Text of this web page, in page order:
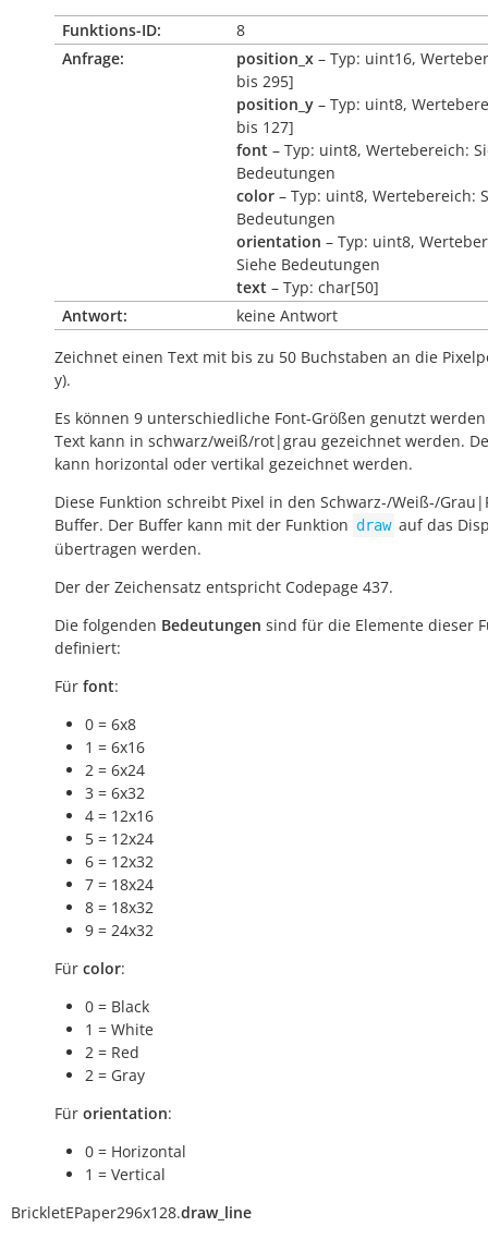
Funktions-ID:
8
Anfrage:
position_x – Typ: uint16,
bis 295]
position_y – Typ: uint8,
bis 127]
font – Typ: uint8, Wertebereich:
Bedeutungen
color – Typ: uint8, Wertebereich:
Bedeutungen
orientation – Typ: uint8,
Siehe Bedeutungen
text – Typ: char[50]
Antwort:
keine Antwort
Zeichnet einen Text mit bis zu 50 Buchstaben an die
y).
Es können 9 unterschiedliche Font-Größen genutzt
Text kann in schwarz/weiß/rot|grau gezeichnet werden.
kann horizontal oder vertikal gezeichnet werden.
Diese Funktion schreibt Pixel in den Schwarz-/Weiß-/
Buffer. Der Buffer kann mit der Funktion draw auf das
übertragen werden.
Der der Zeichensatz entspricht Codepage 437.
Die folgenden Bedeutungen sind für die Elemente dieser
definiert:
Für font:
0 = 6x8
1 = 6x16
2 = 6x24
3 = 6x32
4 = 12x16
5 = 12x24
6 = 12x32
7 = 18x24
8 = 18x32
9 = 24x32
Für color:
0 = Black
1 = White
2 = Red
2 = Gray
Für orientation:
0 = Horizontal
1 = Vertical
BrickletEPaper296x128.draw_line